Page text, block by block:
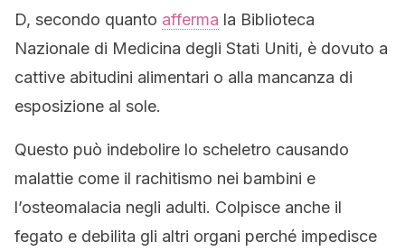
D, secondo quanto afferma la Biblioteca
Nazionale di Medicina degli Stati Uniti, è dovuto a
cattive abitudini alimentari o alla mancanza di
esposizione al sole.
Questo può indebolire lo scheletro causando
malattie come il rachitismo nei bambini e
l’osteomalacia negli adulti. Colpisce anche il
fegato e debilita gli altri organi perché impedisce